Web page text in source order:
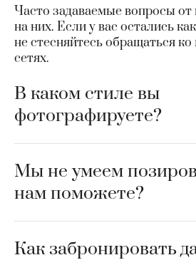
Часто задаваемые вопросы от
на них. Если у вас остались
не стесняйтесь обращаться
сетях.
В каком стиле вы
фотографируете?
Мы не умеем
нам поможете?
Как забронировать